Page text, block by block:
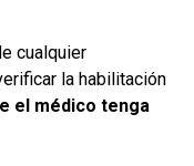
cualquier
la habilitación
el médico tenga